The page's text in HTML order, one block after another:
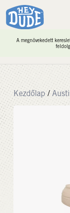
A megnövekedett
Kezdőlap /